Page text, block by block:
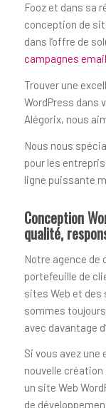
Fooz et dans sa
conception de
dans l’offre de
campagnes
Trouver une
WordPress dans
Alégorix, nous
Nous nous
pour les
ligne puissante
Conception
qualité,
Notre agence de
portefeuille de
sites Web et
sommes
avec davantage
Si vous avez une
nouvelle création
un site Web
de